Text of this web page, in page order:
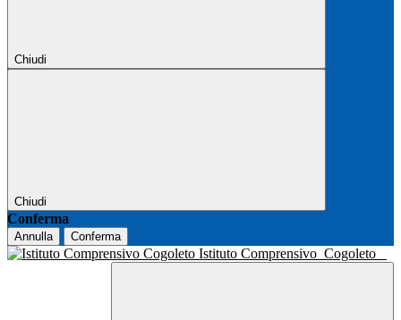
Chiudi
Chiudi
Conferma
Annulla Conferma
Istituto Comprensivo Cogoleto